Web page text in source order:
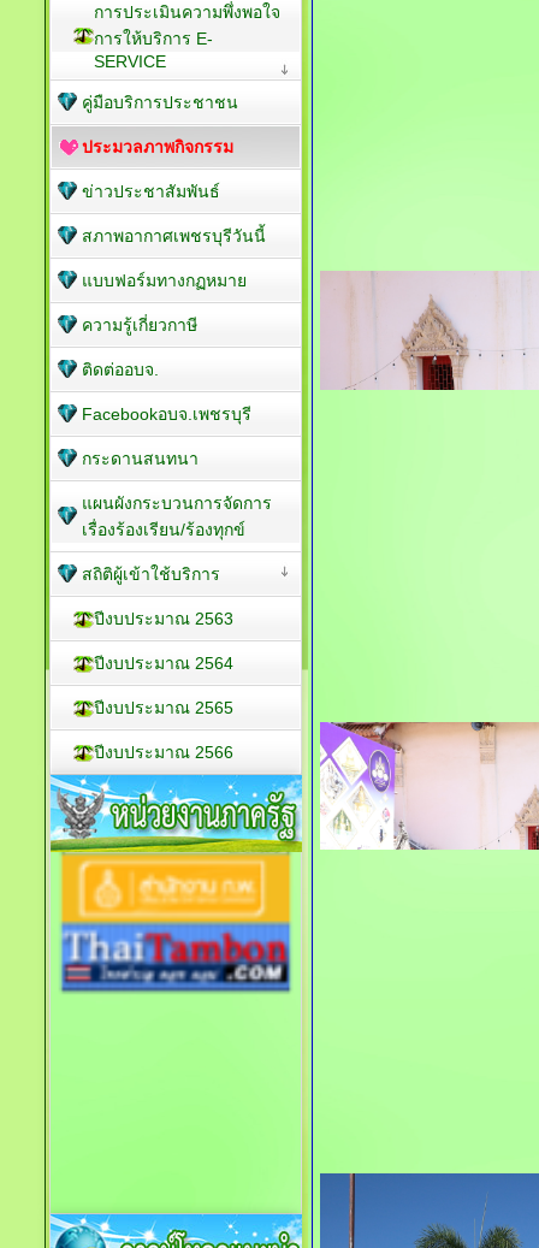
การประเมินความพึ่งพอใจ
การให้บริการ E-
SERVICE
คู่มือบริการประชาชน
ประมวลภาพกิจกรรม
ข่าวประชาสัมพันธ์
สภาพอากาศเพชรบุรีวันนี้
แบบฟอร์มทางกฏหมาย
ความรู้เกี่ยวกาษี
ติดต่ออบจ.
Facebookอบจ.เพชรบุรี
กระดานสนทนา
แผนผังกระบวนการจัดการ
เรื่องร้องเรียน/ร้องทุกข์
สถิติผู้เข้าใช้บริการ
ปีงบประมาณ 2563
ปีงบประมาณ 2564
ปีงบประมาณ 2565
ปีงบประมาณ 2566